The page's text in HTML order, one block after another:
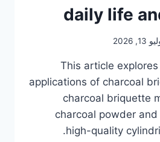
daily life
13, 2026
This article
applications of charcoal
charcoal briquette
charcoal powder
high-quality